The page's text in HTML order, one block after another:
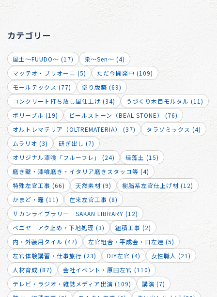
カテゴリー
風土～FUUDO～ (17)
染～Sen～ (4)
マッテオ・ブリオーニ (5)
ただ今開発中 (109)
モールテックス (77)
塗り版築 (69)
コンクリート打ち放し風仕上げ (34)
うづくり木目モルタル (11)
ポリーブル (19)
ビールストーン（BEAL STONE） (76)
オルトレマテリア（OLTREMATERIA） (37)
タラソミックス (4)
ムラリオ (3)
研ぎ出し (7)
オリジナル漆喰「フルーフレ」 (24)
珪藻土 (15)
磨き壁・漆喰磨き・イタリア磨きスタッコ等 (4)
特殊左官工事 (66)
天然素材 (9)
樹脂系左官仕上げ材 (12)
かまど・竈 (11)
在来左官工事 (8)
サカンライブラリー SAKAN LIBRARY (12)
ベニヤ アク止め・下地処理 (3)
組積工事 (2)
内・外装用タイル (47)
左官組合・平成会・日左連 (5)
左官体験講習・仕事旅行 (23)
DIY左官 (4)
女性職人 (21)
人材育成 (87)
会社イベント・原田左官 (110)
テレビ・ラジオ・雑誌メディア出演 (109)
講演 (7)